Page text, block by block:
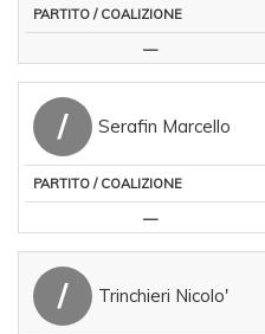
—
/ Serafin Marcello
—
/ Trinchieri Nicolo'